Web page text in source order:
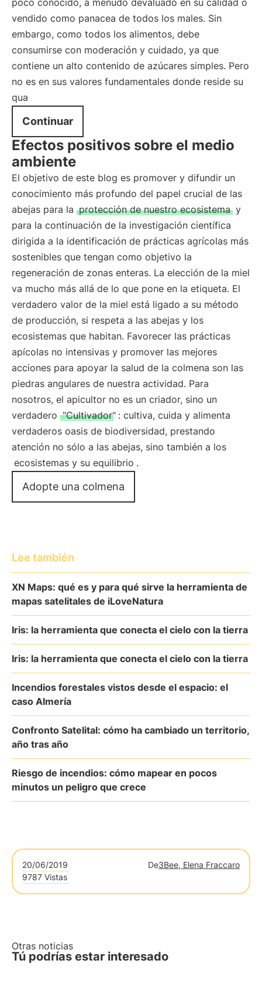
poco conocido, a menudo devaluado en su calidad o
vendido como panacea de todos los males. Sin
embargo, como todos los alimentos, debe
consumirse con moderación y cuidado, ya que
contiene un alto contenido de azúcares simples. Pero
no es en sus valores fundamentales donde reside su
qua
Continuar
Efectos positivos sobre el medio
ambiente
El objetivo de este blog es promover y difundir un
conocimiento más profundo del papel crucial de las
abejas para la protección de nuestro ecosistema y
para la continuación de la investigación científica
dirigida a la identificación de prácticas agrícolas más
sostenibles que tengan como objetivo la
regeneración de zonas enteras. La elección de la miel
va mucho más allá de lo que pone en la etiqueta. El
verdadero valor de la miel está ligado a su método
de producción, si respeta a las abejas y los
ecosistemas que habitan. Favorecer las prácticas
apícolas no intensivas y promover las mejores
acciones para apoyar la salud de la colmena son las
piedras angulares de nuestra actividad. Para
nosotros, el apicultor no es un criador, sino un
verdadero "Cultivador" : cultiva, cuida y alimenta
verdaderos oasis de biodiversidad, prestando
atención no sólo a las abejas, sino también a los
ecosistemas y su equilibrio .
Adopte una colmena
Lee también
XN Maps: qué es y para qué sirve la herramienta de
mapas satelitales de iLoveNatura
Iris: la herramienta que conecta el cielo con la tierra
Iris: la herramienta que conecta el cielo con la tierra
Incendios forestales vistos desde el espacio: el
caso Almería
Confronto Satelital: cómo ha cambiado un territorio,
año tras año
Riesgo de incendios: cómo mapear en pocos
minutos un peligro que crece
20/06/2019 De3Bee, Elena Fraccaro
9787 Vistas
Otras noticias
Tú podrías estar interesado